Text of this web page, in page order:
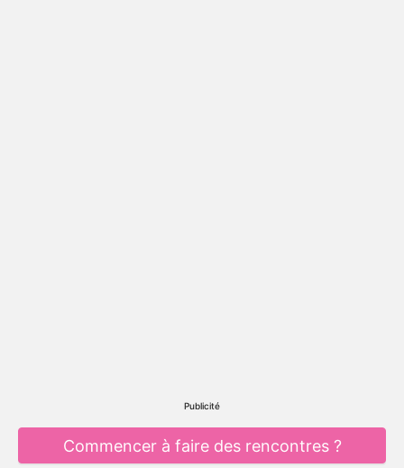
Publicité
Commencer à faire des rencontres ?